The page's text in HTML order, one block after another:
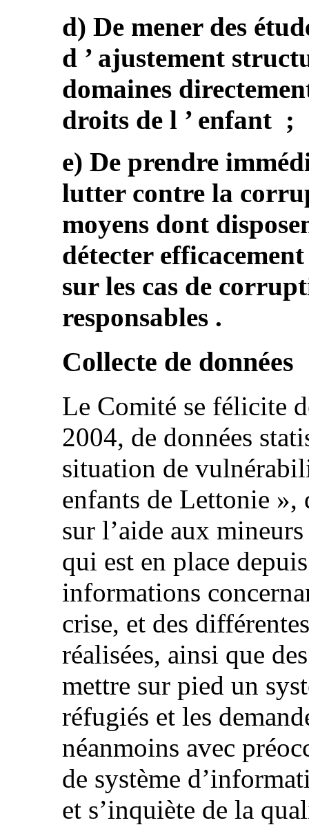
d) De mener des
d ’ ajustement
domaines
droits de l ’ enfant ;
e) De prendre
lutter contre la
moyens dont
détecter
sur les cas de
responsables .
Collecte de données
Le Comité se félicite
2004, de données
situation de
enfants de Lettonie »,
sur l’aide aux
qui est en place
informations
crise, et des
réalisées, ainsi que
mettre sur pied un
réfugiés et les
néanmoins avec
de système
et s’inquiète de la